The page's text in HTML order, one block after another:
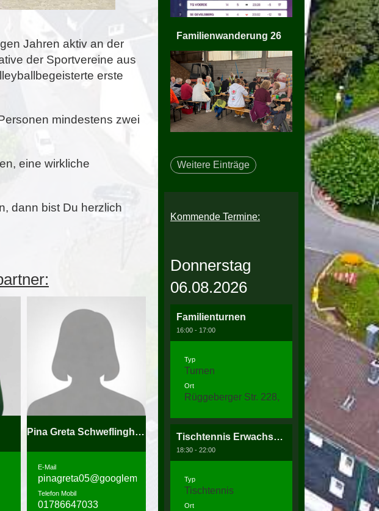
Jahren aktiv an der
der Sportvereine aus
erste
mindestens zwei
eine wirkliche
dann bist Du herzlich
Pina Greta Schweflinghaus
E-Mail
pinagreta05@googlemail.com
Telefon Mobil
01786647033
Familienwanderung 26
Weitere Einträge
Kommende Termine:
Donnerstag
06.08.2026
Familienturnen
16:00 - 17:00
Typ
Turnen
Ort
Rüggeberger Str. 228, 58256 Ennepetal
Tischtennis Erwachsenentraining
18:30 - 22:00
Typ
Tischtennis
Ort